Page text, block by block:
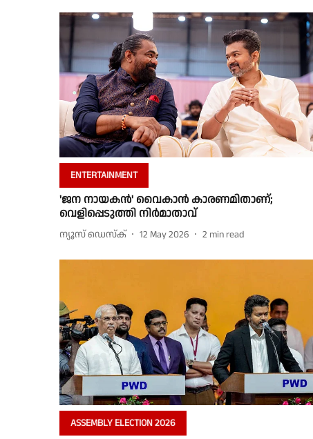
ENTERTAINMENT
'ജന നായകൻ' വൈകാൻ കാരണമിതാണ്;
വെളിപ്പെടുത്തി നിർമാതാവ്
ന്യൂസ് ഡെസ്ക് 12 May 2026 2 min read
ASSEMBLY ELECTION 2026